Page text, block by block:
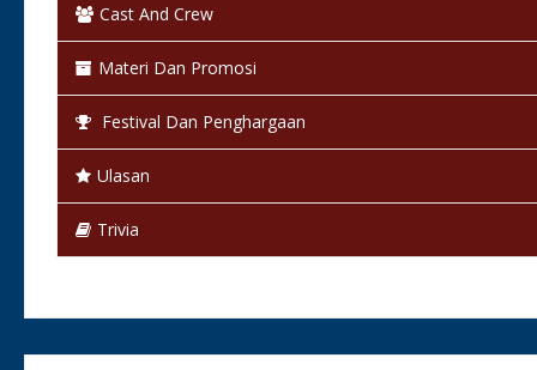
Status:Selesai / Rilis
Cast And Crew
Materi Dan Promosi
Festival Dan Penghargaan
Ulasan
Trivia